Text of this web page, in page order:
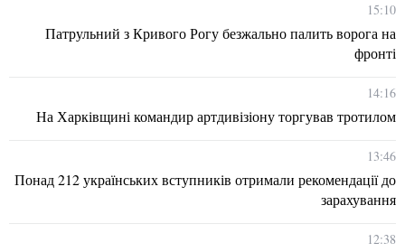
15:10
Патрульний з Кривого Рогу безжально палить ворога на
фронті
14:16
На Харківщині командир артдивізіону торгував тротилом
13:46
Понад 212 українських вступників отримали рекомендації до
зарахування
12:38